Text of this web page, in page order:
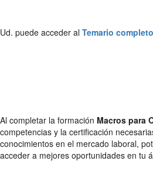
Ud. puede acceder al Temario
Al completar la formación Macros para
competencias y la certificación
conocimientos en el mercado laboral,
acceder a mejores oportunidades en tu